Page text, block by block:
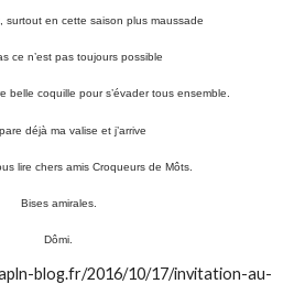
surtout en cette saison plus maussade
ce n’est pas toujours possible
belle coquille pour s’évader tous ensemble.
déjà ma valise et j’arrive
lire chers amis Croqueurs de Môts.
Bises amirales.
Dômi.
blog.fr/2016/10/17/invitation-au-